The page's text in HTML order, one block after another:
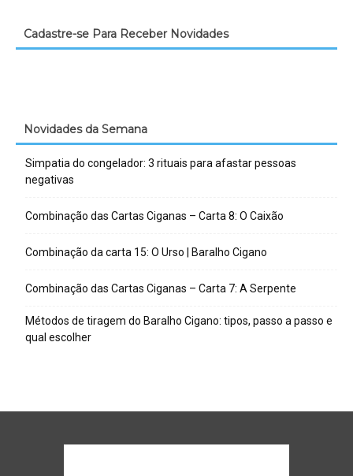
Cadastre-se Para Receber Novidades
Novidades da Semana
Simpatia do congelador: 3 rituais para afastar pessoas
negativas
Combinação das Cartas Ciganas – Carta 8: O Caixão
Combinação da carta 15: O Urso | Baralho Cigano
Combinação das Cartas Ciganas – Carta 7: A Serpente
Métodos de tiragem do Baralho Cigano: tipos, passo a passo e
qual escolher